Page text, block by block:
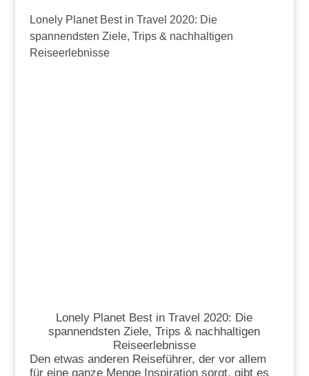
Lonely Planet Best in Travel 2020: Die
spannendsten Ziele, Trips & nachhaltigen
Reiseerlebnisse
Lonely Planet Best in Travel 2020: Die
spannendsten Ziele, Trips & nachhaltigen
Reiseerlebnisse
Den etwas anderen Reiseführer, der vor allem
für eine ganze Menge Inspiration sorgt, gibt es